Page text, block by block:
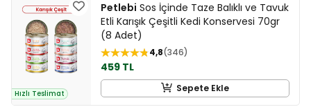
Hızlı Teslimat
Petlebi Sos İçinde Taze Balıklı ve Tavuk
Etli Karışık Çeşitli Kedi Konservesi 70gr
(8 Adet)
4,8 346
459 TL
Sepete Ekle